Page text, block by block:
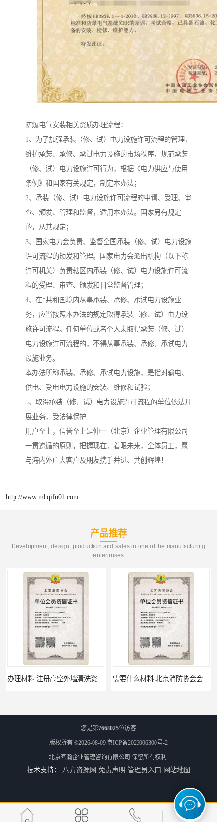
防爆电气安装相关资质办理流程：
1、为了加强承装（修、试）电力设施许可流程的管理，
维护承装、承修、承试电力设施的市场秩序，规范承装
（修、试）电力设施许可行为，根据《电力供应与使用
条例》和国家有关规定，制定本办法；
2、承装（修、试）电力设施许可流程的申请、受理、审
查、颁发、管理和监督，适用本办法。国家另有规定
的，从其规定；
3、国家电力会负责、监督全国承装（修、试）电力设施
许可流程的颁发和管理。国家电力会派出机构（以下称
许可机关）负责辖区内承装（修、试）电力设施许可流
程的受理、审查、颁发和日常监督管理；
4、在*共和国境内从事承装、承修、承试电力设施业
务，应当按照本办法的规定取得承装（修、试）电力设
施许可流程。任何单位或者个人未取得承装（修、试）
电力设施许可流程的，不得从事承装、承修、承试电力
设施业务。
本办法所称承装、承修、承试电力设施，是指对输电、
供电、受电电力设施的安装、维修和试验；
5、取得承装（修、试）电力设施许可流程的单位依法开
展业务，受法律保护
用户至上，信誉至上是仲一（北京）企业管理有限公司
一贯遵循的原则，把握现在，着眼未来，全体员工，愿
与海内外广大客户及朋友携手并进、共创辉煌！
http://www.mhqifu01.com
产品推荐
Development, design, production and sales in one of the manufacturing
enterprises
材料攻略 注册北京消防协会资质的资料 全国都可以 北京消防协会会员证申请手续
您是第7668025位访客
版权所有 ©2026-08-09 京ICP备2023006300号-2
北京茗瀚企业管理咨询有限公司 保留所有权利.
技术支持： 八方资源网 免责声明 管理员入口 网站地图